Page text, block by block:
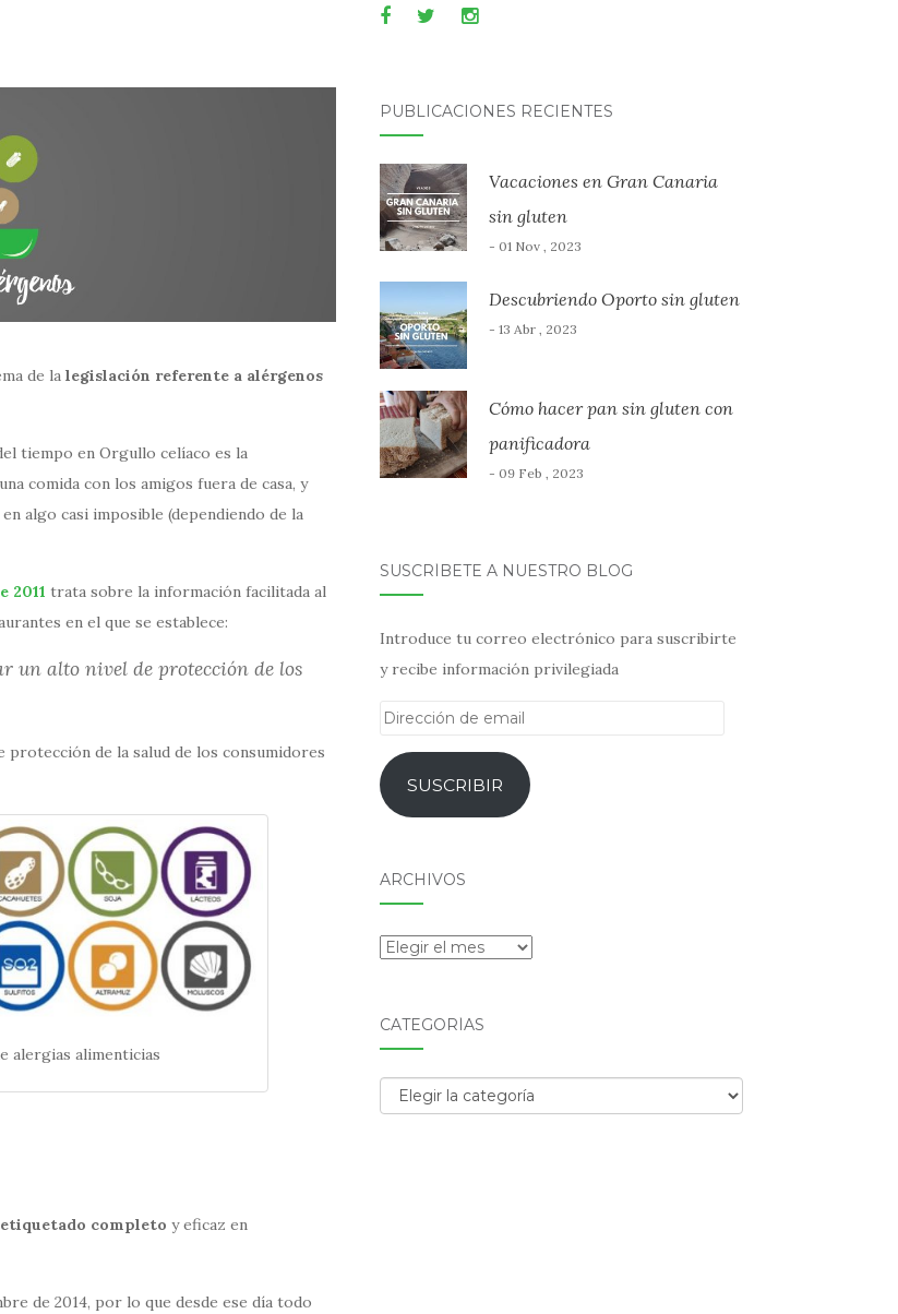
de la legislación referente a alérgenos
tiempo en Orgullo celíaco es la
comida con los amigos fuera de casa, y
algo casi imposible (dependiendo de la
2011 trata sobre la información facilitada al
en el que se establece:
un alto nivel de protección de los
de la salud de los consumidores
alergias alimenticias
completo y eficaz en
de 2014, por lo que desde ese día todo
PUBLICACIONES RECIENTES
Vacaciones en Gran Canaria
sin gluten
- 01 Nov , 2023
Descubriendo Oporto sin gluten
- 13 Abr , 2023
Cómo hacer pan sin gluten con
panificadora
- 09 Feb , 2023
SUSCRÍBETE A NUESTRO BLOG
Introduce tu correo electrónico para suscribirte
y recibe información privilegiada
Dirección
emailSUSCRIBIR
ARCHIVOS
Archivos
CATEGORÍAS
Categorías